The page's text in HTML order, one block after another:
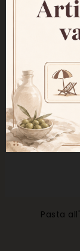
Pasta